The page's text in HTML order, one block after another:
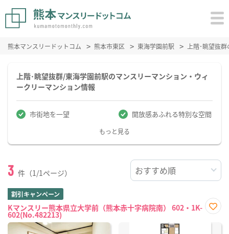
熊本マンスリードットコム 熊本市東区 東海学園前駅 上階･眺望抜
上階･眺望抜群/東海学園前駅のマンスリーマンション・ウィ
ークリーマンション情報
市街地を一望 開放感あふれる特別な空間
もっと見る
3 件（1/1ページ）
割引キャンペーン
Kマンスリー熊本県立大学前（熊本赤十字病院南） 602・1K-
602(No.482213)
に入